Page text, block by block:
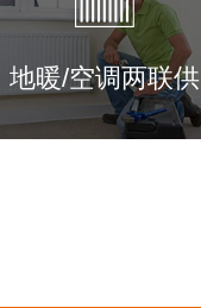
地暖/空调两联供